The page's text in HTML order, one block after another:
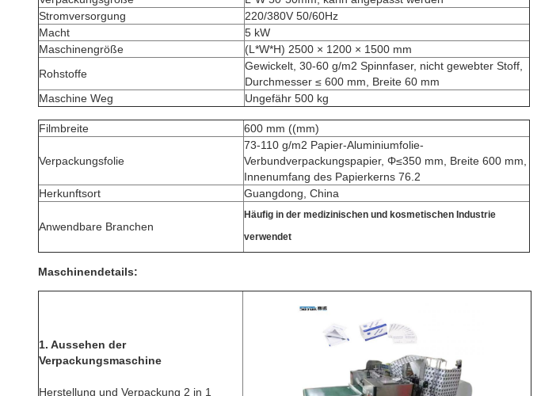
Stromversorgung
220/380V 50/60Hz
Macht
5 kW
Maschinengröße
(L*W*H) 2500 × 1200 × 1500 mm
Rohstoffe
Gewickelt, 30-60 g/m2 Spinnfaser, nicht gewebter Stoff,
Durchmesser ≤ 600 mm, Breite 60 mm
Maschine Weg
Ungefähr 500 kg
Filmbreite 600 mm ((mm)
Verpackungsfolie
73-110 g/m2 Papier-Aluminiumfolie-
Verbundverpackungspapier, Φ≤350 mm, Breite 600 mm,
Innenumfang des Papierkerns 76.2
Herkunftsort
Guangdong, China
Anwendbare Branchen
Häufig in der medizinischen und kosmetischen Industrie
verwendet
Maschinendetails:
1. Aussehen der
Verpackungsmaschine
Herstellung und Verpackung 2 in 1